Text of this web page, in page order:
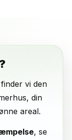
vi den
din
areal.
, se